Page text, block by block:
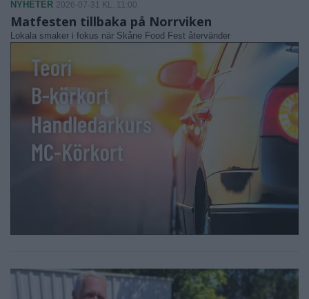
NYHETER 2026-07-31 KL. 11:00
Matfesten tillbaka på Norrviken
Lokala smaker i fokus när Skåne Food Fest återvänder